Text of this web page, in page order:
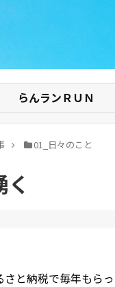
らんランＲＵＮ
01_日々のこと
と納税で毎年もらっ